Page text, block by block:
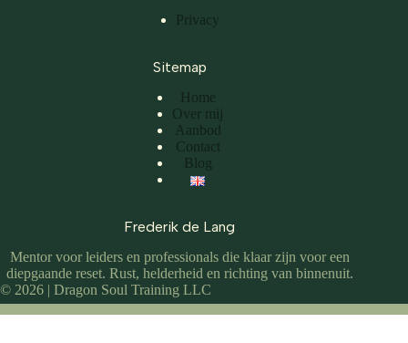
Privacy
Sitemap
Home
Over mij
Aanbod
Contact
Blog
Frederik de Lang
Mentor voor leiders en professionals die klaar zijn voor een
diepgaande reset. Rust, helderheid en richting van binnenuit.
© 2026 | Dragon Soul Training LLC